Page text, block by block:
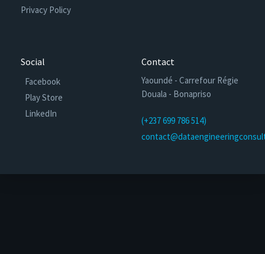
Privacy Policy
Social
Facebook
Play Store
LinkedIn
Contact
Yaoundé - Carrefour Régie
Douala - Bonapriso
(+237 699 786 514)